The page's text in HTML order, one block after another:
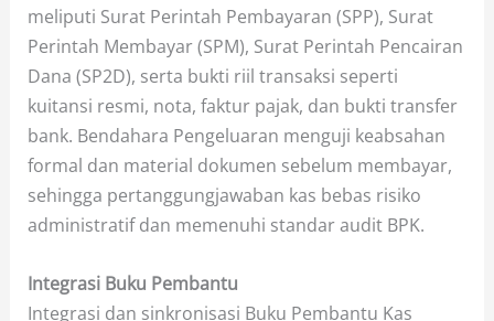
meliputi Surat Perintah Pembayaran (SPP), Surat
Perintah Membayar (SPM), Surat Perintah Pencairan
Dana (SP2D), serta bukti riil transaksi seperti
kuitansi resmi, nota, faktur pajak, dan bukti transfer
bank. Bendahara Pengeluaran menguji keabsahan
formal dan material dokumen sebelum membayar,
sehingga pertanggungjawaban kas bebas risiko
administratif dan memenuhi standar audit BPK.
Integrasi Buku Pembantu
Integrasi dan sinkronisasi Buku Pembantu Kas